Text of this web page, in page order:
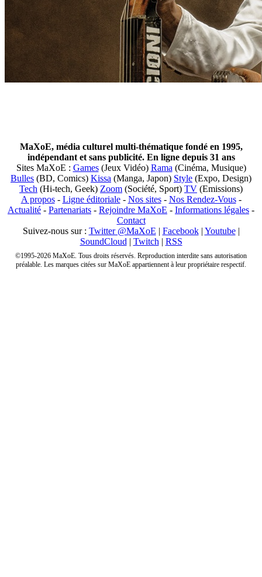
MaXoE, média culturel multi-thématique fondé en 1995,
indépendant et sans publicité. En ligne depuis 31 ans
Sites MaXoE : Games(Jeux Vidéo) Rama (Cinéma, Musique)
Bulles (BD, Comics) Kissa (Manga, Japon) Style (Expo, Design)
Tech (Hi-tech, Geek) Zoom (Société, Sport) TV (Emissions)
A propos- Ligne éditoriale- Nos sites- Nos Rendez-Vous-
Actualité - Partenariats - Rejoindre MaXoE - Informations légales -
Contact
Suivez-nous sur : Twitter @MaXoE | Facebook| Youtube|
SoundCloud | Twitch | RSS
©1995-2026 MaXoE. Tous droits réservés. Reproduction interdite sans autorisation
préalable. Les marques citées sur MaXoE appartiennent à leur propriétaire respectif.